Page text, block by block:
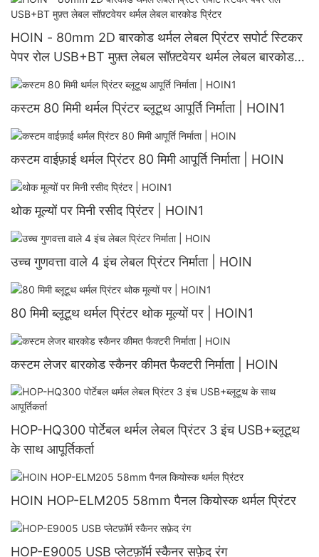
HOIN - 80mm 2D बारकोड थर्मल लेबल प्रिंटर सपोर्ट स्टिकर
पेपर रोल USB+BT मुफ़्त लेबल सॉफ़्टवेयर थर्मल लेबल बारकोड
प्रिंटर
कस्टम 80 मिमी थर्मल प्रिंटर ब्लूटूथ आपूर्ति निर्माता | HOIN1
कस्टम वाईफ़ाई थर्मल प्रिंटर 80 मिमी आपूर्ति निर्माता | HOIN
थोक मूल्यों पर मिनी रसीद प्रिंटर | HOIN1
उच्च गुणवत्ता वाले 4 इंच लेबल प्रिंटर निर्माता | HOIN
80 मिमी ब्लूटूथ थर्मल प्रिंटर थोक मूल्यों पर | HOIN1
कस्टम लेजर बारकोड स्कैनर कीमत फैक्टरी निर्माता | HOIN
HOP-HQ300 पोर्टेबल थर्मल लेबल प्रिंटर 3 इंच USB+ब्लूटूथ
के साथ आपूर्तिकर्ता
HOIN HOP-ELM205 58mm पैनल कियोस्क थर्मल प्रिंटर
HOP-E9005 USB प्लेटफ़ॉर्म स्कैनर सफ़ेद रंग